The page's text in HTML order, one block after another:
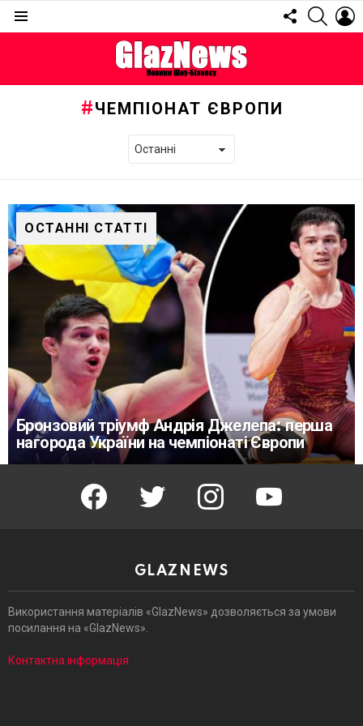
FOLLOW
US
ЧЕМПІОНАТ ЄВРОПИ
ОСТАННІ СТАТТІ
Бронзовий тріумф Андрія Джелепа: перша
нагорода України на чемпіонаті Європи
facebook twitter instagram youtube
GLAZNEWS
Використання матеріалів «GlazNews» дозволяється за умови
посилання на «GlazNews».
Контактна інформація